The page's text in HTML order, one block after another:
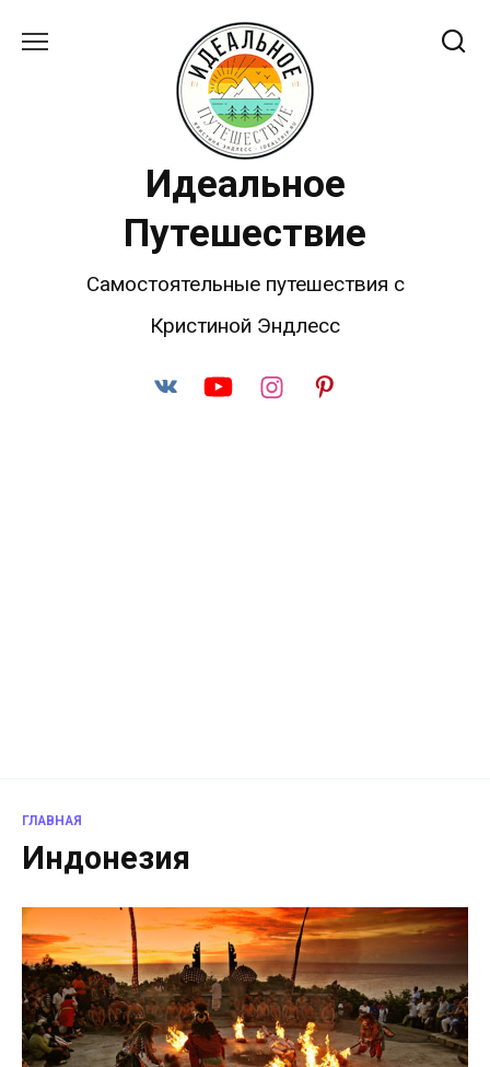
Идеальное
Путешествие
Самостоятельные путешествия с
Кристиной Эндлесс
ГЛАВНАЯ
Индонезия